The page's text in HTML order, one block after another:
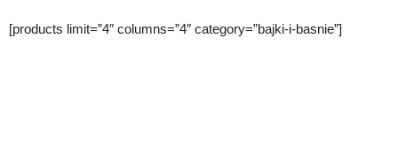
[products limit=”4″ columns=”4″ category=”bajki-i-basnie”]